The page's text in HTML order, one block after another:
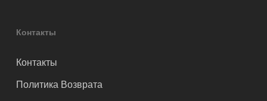
Контакты
Контакты
Политика Возврата